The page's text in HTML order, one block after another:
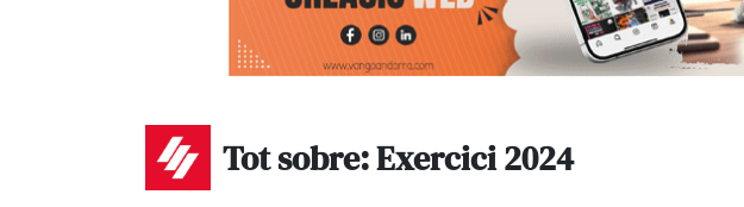
Tot sobre: Exercici 2024